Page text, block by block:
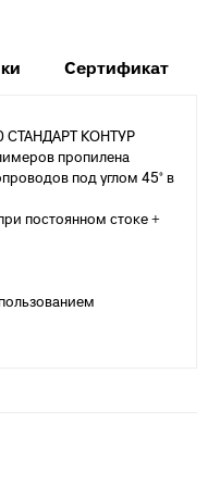
Сертификат
СТАНДАРТ КОНТУР
пропилена
под углом 45° в
постоянном стоке +